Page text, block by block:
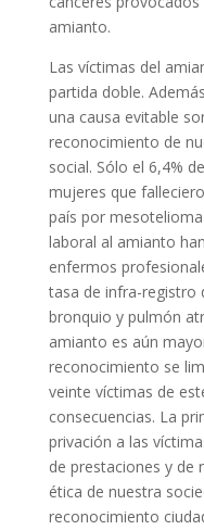
amianto.
Las víctimas del
partida doble.
una causa evitable
reconocimiento de
social. Sólo el 6,4%
mujeres que
país por
laboral al amianto
enfermos
tasa de infra-registro
bronquio y pulmón
amianto es aún
reconocimiento se
veinte víctimas de
consecuencias. La
privación a las
de prestaciones y de
ética de nuestra
reconocimiento